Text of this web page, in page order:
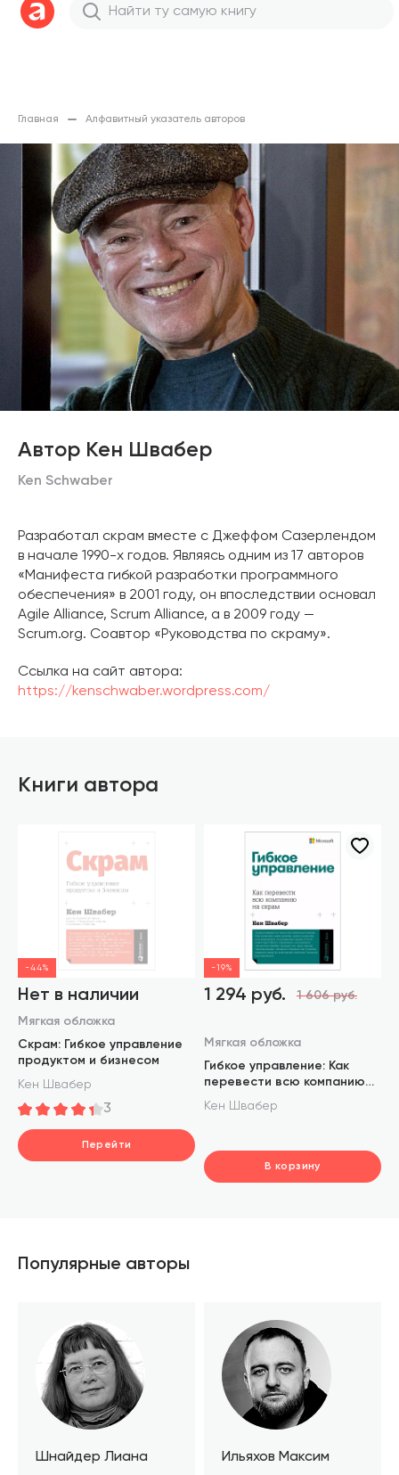
Главная Алфавитный указатель авторов
Автор Кен Швабер
Ken Schwaber
Разработал скрам вместе с Джеффом Сазерлендом
в начале 1990-х годов. Являясь одним из 17 авторов
«Манифеста гибкой разработки программного
обеспечения» в 2001 году, он впоследствии основал
Agile Alliance, Scrum Alliance, а в 2009 году —
Scrum.org. Cоавтор «Руководства по скраму».
Ссылка на сайт автора:
https://kenschwaber.wordpress.com/
Книги автора
-44%
Нет в наличии
Мягкая обложка
Скрам: Гибкое управление
продуктом и бизнесом
Кен Швабер
3
Перейти
-19%
1 294 руб. 1 606 руб.
Мягкая обложка
Гибкое управление: Как
перевести всю компанию
на скрам
Кен Швабер
В корзину
Популярные авторы
Шнайдер Лиана Ильяхов Максим